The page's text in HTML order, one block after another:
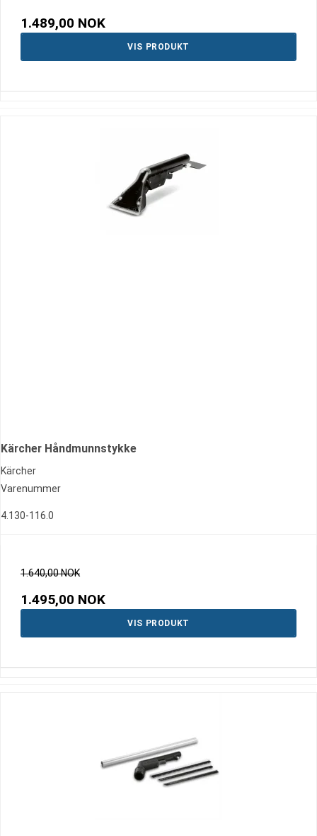
1.489,00 NOK
VIS PRODUKT
Kärcher Håndmunnstykke
Kärcher
Varenummer
4.130-116.0
1.640,00 NOK
1.495,00 NOK
VIS PRODUKT